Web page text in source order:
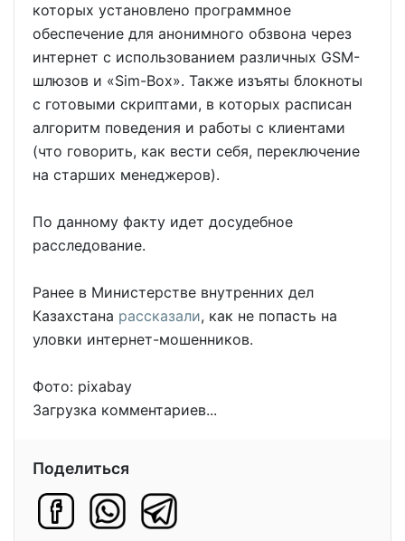
которых установлено программное
обеспечение для анонимного обзвона через
интернет с использованием различных GSM-
шлюзов и «Sim-Box». Также изъяты блокноты
с готовыми скриптами, в которых расписан
алгоритм поведения и работы с клиентами
(что говорить, как вести себя, переключение
на старших менеджеров).
По данному факту идет досудебное
расследование.
Ранее в Министерстве внутренних дел
Казахстана рассказали, как не попасть на
уловки интернет-мошенников.
Фото: pixabay
Загрузка комментариев...
Поделиться